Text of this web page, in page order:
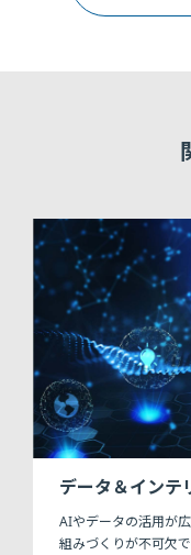
データ＆インテ
AIやデータの活用が
組みづくりが不可欠